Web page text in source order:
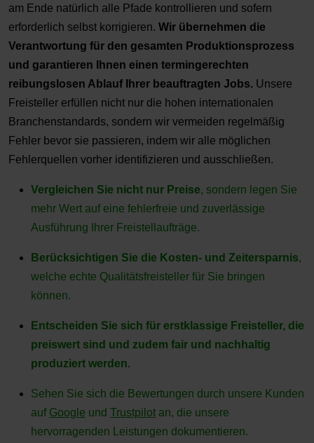
am Ende natürlich alle Pfade kontrollieren und sofern
erforderlich selbst korrigieren. Wir übernehmen die
Verantwortung für den gesamten Produktionsprozess
und garantieren Ihnen einen termingerechten
reibungslosen Ablauf Ihrer beauftragten Jobs. Unsere
Freisteller erfüllen nicht nur die hohen internationalen
Branchenstandards, sondern wir vermeiden regelmäßig
Fehler bevor sie passieren, indem wir alle möglichen
Fehlerquellen vorher identifizieren und ausschließen.
Vergleichen Sie nicht nur Preise, sondern legen Sie
mehr Wert auf eine fehlerfreie und zuverlässige
Ausführung Ihrer Freistellaufträge.
Berücksichtigen Sie die Kosten- und Zeitersparnis,
welche echte Qualitätsfreisteller für Sie bringen
können.
Entscheiden Sie sich für erstklassige Freisteller, die
preiswert sind und zudem fair und nachhaltig
produziert werden.
Sehen Sie sich die Bewertungen durch unsere Kunden
auf Google und Trustpilot an, die unsere
hervorragenden Leistungen dokumentieren.